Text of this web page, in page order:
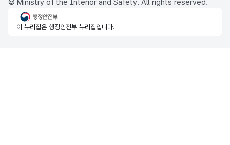
© Ministry of the Interior and Safety. All rights reserved.
행정안전부
이 누리집은 행정안전부 누리집입니다.